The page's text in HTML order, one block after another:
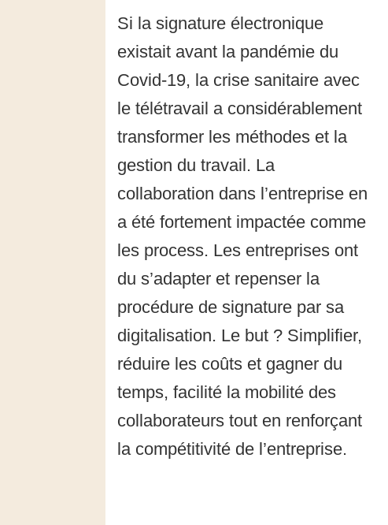
signature
un
majeur
dans
transition
Si la signature électronique
existait avant la pandémie du
Covid-19, la crise sanitaire avec
le télétravail a considérablement
transformer les méthodes et la
gestion du travail. La
collaboration dans l’entreprise en
a été fortement impactée comme
les process. Les entreprises ont
du s’adapter et repenser la
procédure de signature par sa
digitalisation. Le but ? Simplifier,
réduire les coûts et gagner du
temps, facilité la mobilité des
collaborateurs tout en renforçant
la compétitivité de l’entreprise.